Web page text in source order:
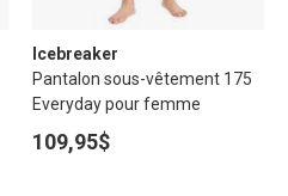
Icebreaker
Pantalon sous-vêtement 175
Everyday pour femme
109,95$